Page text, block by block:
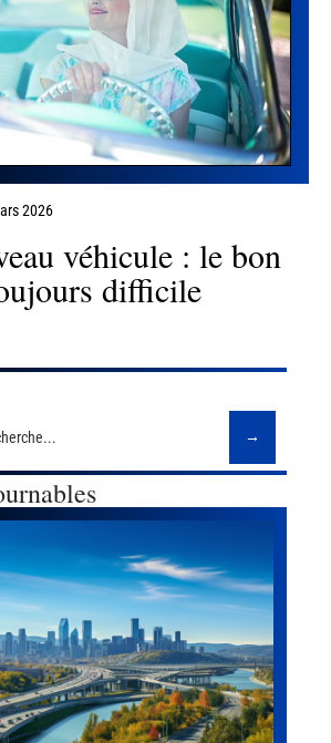
2026
véhicule : le bon
difficile